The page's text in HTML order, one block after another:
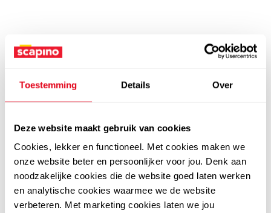
Toestemming Details Over
Deze website maakt gebruik van cookies
Cookies, lekker en functioneel. Met cookies maken we
onze website beter en persoonlijker voor jou. Denk aan
noodzakelijke cookies die de website goed laten werken
en analytische cookies waarmee we de website
verbeteren. Met marketing cookies laten we jou